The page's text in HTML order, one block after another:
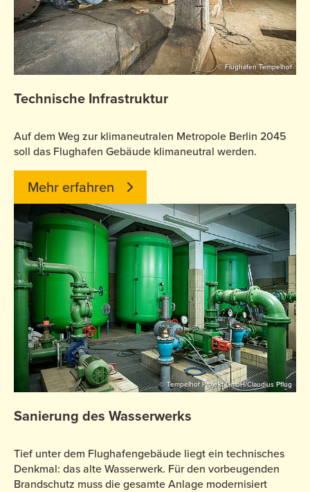
© Flughafen Tempelhof
Technische Infrastruktur
Auf dem Weg zur klimaneutralen Metropole Berlin 2045
soll das Flughafen Gebäude klimaneutral werden.
Mehr erfahren
© Tempelhof Projekt GmbH/Claudius Pflug
Sanierung des Wasserwerks
Tief unter dem Flughafengebäude liegt ein technisches
Denkmal: das alte Wasserwerk. Für den vorbeugenden
Brandschutz muss die gesamte Anlage modernisiert